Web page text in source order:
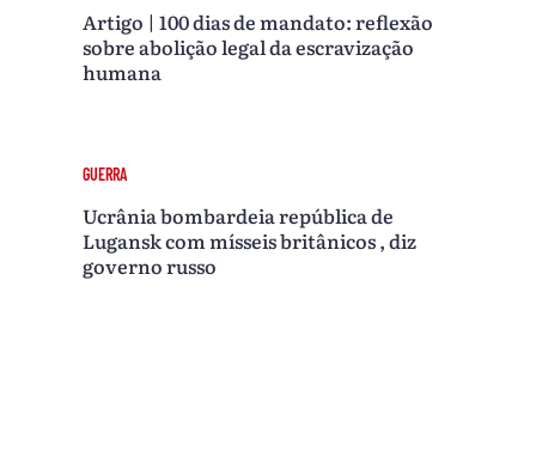
Artigo | 100 dias de mandato: reflexão
sobre abolição legal da escravização
humana
GUERRA
Ucrânia bombardeia república de
Lugansk com mísseis britânicos , diz
governo russo